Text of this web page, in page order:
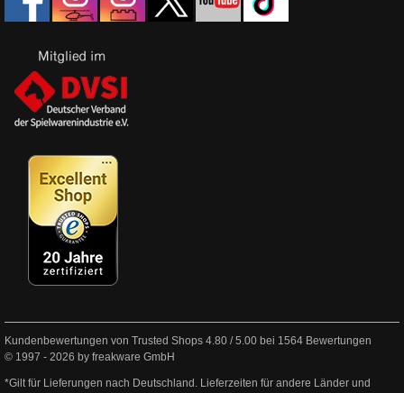
Kundenbewertungen von Trusted Shops 4.80 /5.00 bei 1564 Bewertungen
© 1997 - 2026 by freakware GmbH
*Gilt für Lieferungen nach Deutschland. Lieferzeiten für andere Länder und